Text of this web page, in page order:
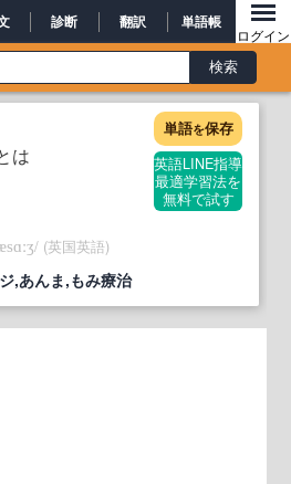
診断 翻訳 単語帳
ログイン
は
単語を保存
英語LINE指導
最適学習法を
無料で試す
/ (英国英語)
,あんま,もみ療治